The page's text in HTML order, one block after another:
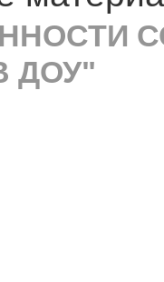
ДОУ"